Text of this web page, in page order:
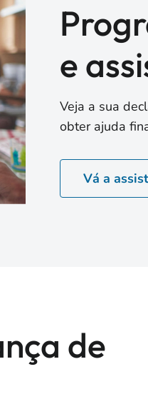
e
Veja a sua
obter ajuda
Vá a
de